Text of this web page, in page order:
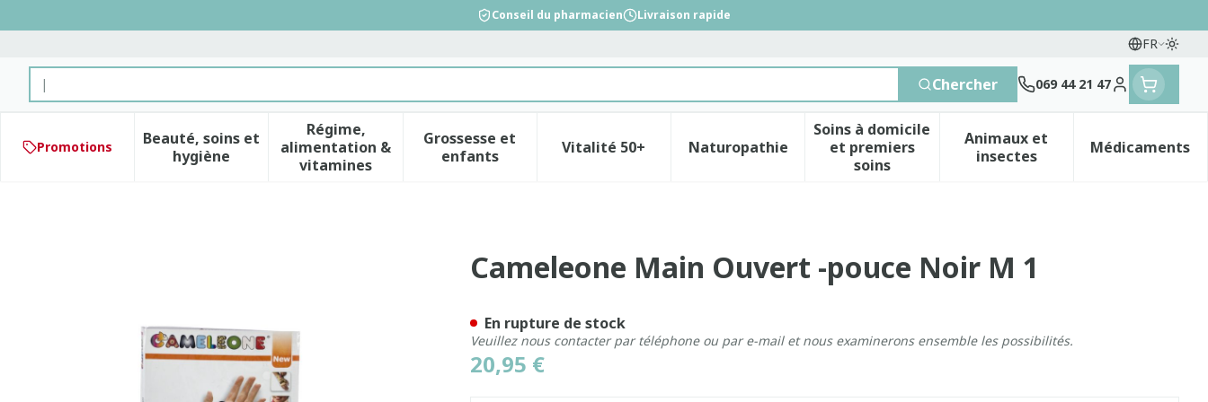
Conseil du pharmacien Livraison rapide
FR
Langues
Rechercher
Chercher 069 44 21 47
Menu client
Promotions
Beauté, soins et
hygièneAfficher le sous-menu pour la catégorie Beauté, soins et hygiène
Régime,
alimentation &
vitamines
Afficher le sous-menu pour la catégorie Régime, alimentation & vitamines
Grossesse et
enfants
Afficher le sous-menu pour la catégorie Grossesse et enfants
Vitalité 50+Afficher le sous-menu pour la catégorie Vitalité 50+
NaturopathieAfficher le sous-menu pour la catégorie Naturopathie
Soins à domicile
et premiers
soins
Afficher le sous-menu pour la catégorie
Animaux et
insectesAfficher le sous-menu
Médicaments
Afficher
Cameleone Main Ouvert -pouce Noir M 1Cameleone Main Ouvert -pouce Noir M 1
20,95 €
En rupture de stock
Veuillez nous contacter par téléphone ou par e-mail et nous examinerons ensemble les possibilités.